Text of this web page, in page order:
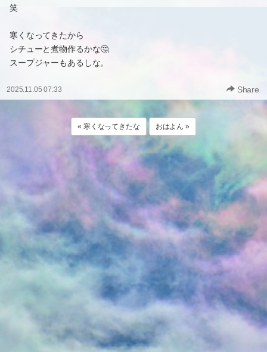
笑
寒くなってきたから
シチューと煮物作るかな🤔
スープジャーもあるしな。
2025.11.05 07:33 Share
« 寒くなってきたな おはよん »